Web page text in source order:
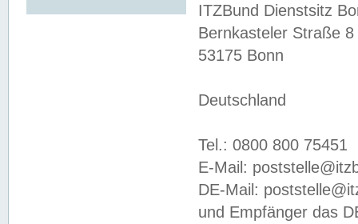
ITZBund Dienstsitz
Bernkasteler Straße 8
53175 Bonn
Deutschland
Tel.: 0800 800 75451
E-Mail:
DE-Mail:
und Empfänger das